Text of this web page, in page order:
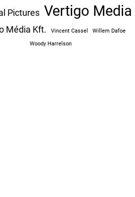
Pictures Vertigo Media
Média Kft. Vincent Cassel
Willem Dafoe
Woody Harrelson